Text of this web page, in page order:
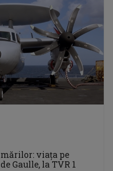
viaţa pe
Gaulle, la TVR 1